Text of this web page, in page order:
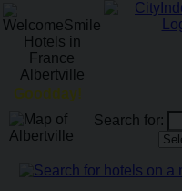
Goodday!
Search for: